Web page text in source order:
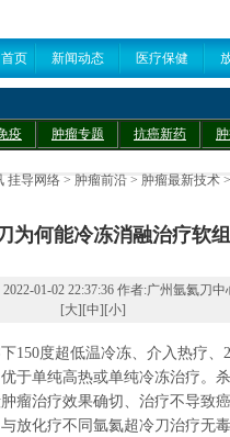
首页 新闻动态 医疗保健
疫 肿瘤专题 抗癌新药
挂导网络 > 肿瘤前沿 > 肿瘤最新技术
为何能冷冻消融治疗软
01-02 22:37:36 作者:广州氩氦刀
[大][中][小]
150度超低温冷冻、介入热疗、
于单纯高热或单纯冷冻治疗。
瘤治疗效果确切、治疗不导致
放化疗不同氩氦超冷刀治疗无